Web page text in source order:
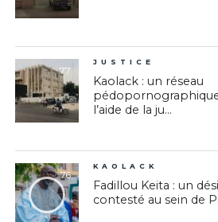
77
JUSTICE
Kaolack : un réseau
l’aide de la ju...
76
KAOLACK
Fadillou Keita : un
contesté au sein de